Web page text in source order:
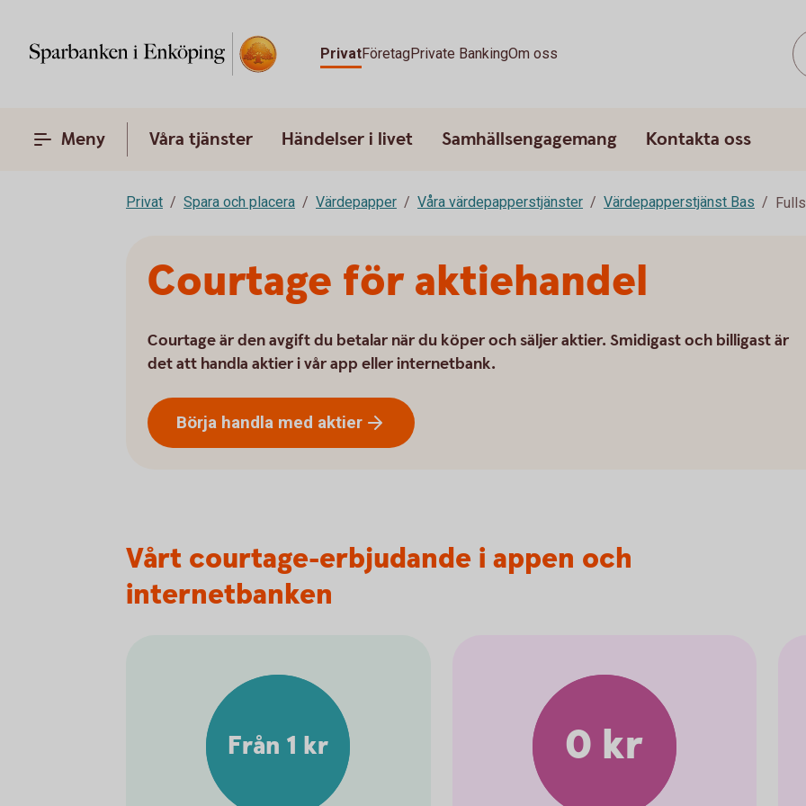
PrivatFöretagPrivate BankingOm oss
Meny Våra tjänster Händelser i livet Samhällsengagemang Kontakta oss
Privat Spara och placera Värdepapper Våra värdepapperstjänster Värdepapperstjänst Bas
Courtage för aktiehandel
Courtage är den avgift du betalar när du köper och säljer aktier. Smidigast och billigast är
det att handla aktier i vår app eller internetbank.
Börja handla med aktier
Vårt courtage-erbjudande i appen och
internetbanken
Från 1 kr 0 kr